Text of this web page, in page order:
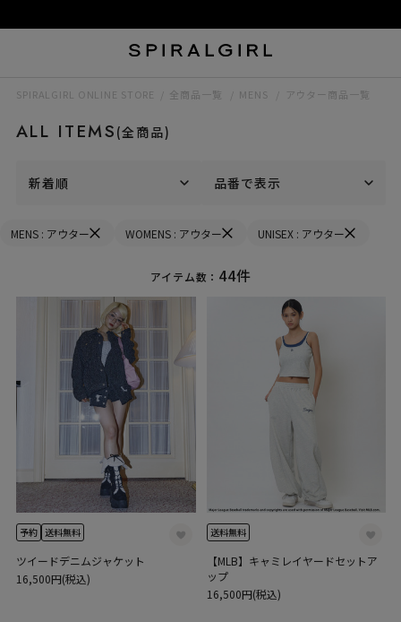
SPIRALGIRL ONLINE STORE 全商品一覧 MENS アウター商品一覧
ALL ITEMS (全商品)
新着順 品番で表示
MENS : アウター WOMENS : アウター UNISEX : アウター
アイテム数： 44件
予約 送料無料
ツイードデニムジャケット
16,500円(税込)
送料無料
【MLB】キャミレイヤードセットア
ップ
16,500円(税込)